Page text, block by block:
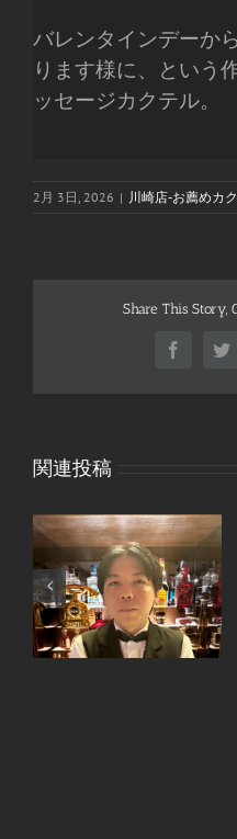
バレンタインデーか
ります様に、という
ッセージカクテル。
2月 3日, 2026 | 川崎店-お薦めカ
Share This Story,
Facebook
関連投稿
継続は力なり。